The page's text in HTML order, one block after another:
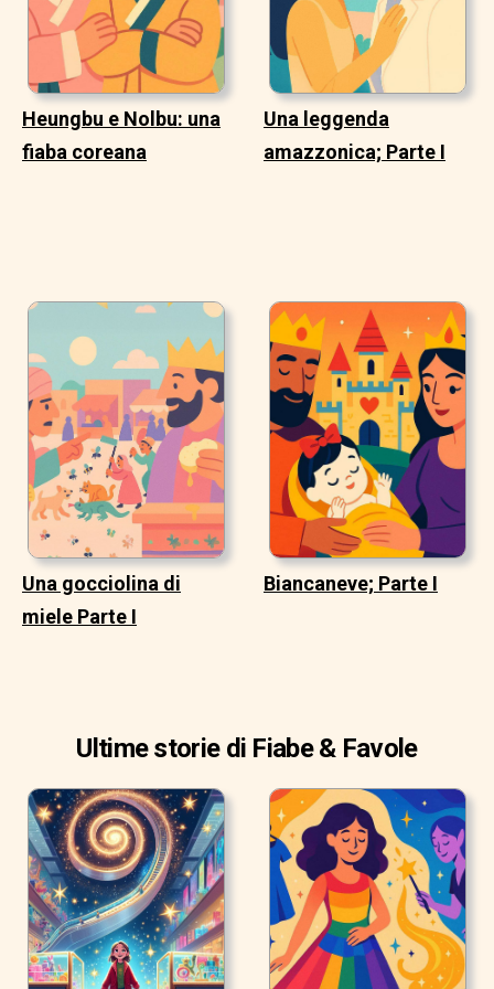
Heungbu e Nolbu: una
fiaba coreana
Una leggenda
amazzonica; Parte I
Una gocciolina di
miele Parte I
Biancaneve; Parte I
Ultime storie di Fiabe & Favole